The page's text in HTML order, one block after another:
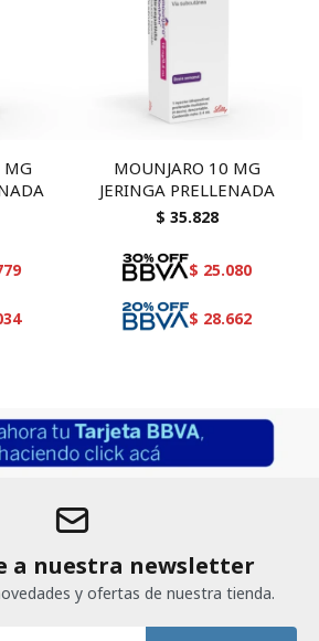
MG
MOUNJARO 10 MG
JERINGA PRELLENADA
$ 35.828
$ 25.080
$ 28.662
a nuestra newsletter
y ofertas de nuestra tienda.